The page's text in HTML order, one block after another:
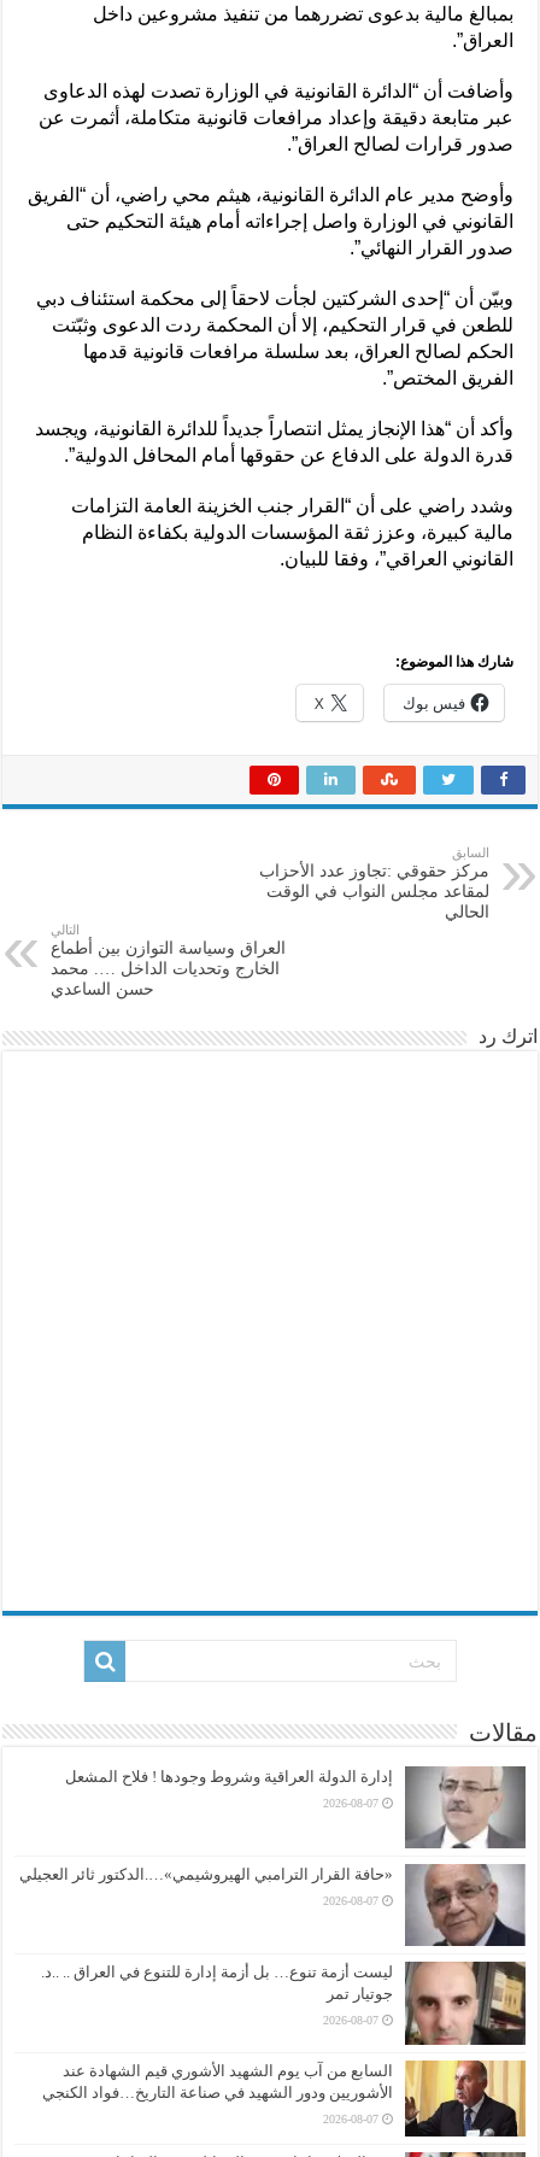
بمبالغ مالية بدعوى تضررهما من تنفيذ مشروعين داخل
العراق”.
وأضافت أن “الدائرة القانونية في الوزارة تصدت لهذه الدعاوى
عبر متابعة دقيقة وإعداد مرافعات قانونية متكاملة، أثمرت عن
صدور قرارات لصالح العراق”.
وأوضح مدير عام الدائرة القانونية، هيثم محي راضي، أن “الفريق
القانوني في الوزارة واصل إجراءاته أمام هيئة التحكيم حتى
صدور القرار النهائي”.
وبيّن أن “إحدى الشركتين لجأت لاحقاً إلى محكمة استئناف دبي
للطعن في قرار التحكيم، إلا أن المحكمة ردت الدعوى وثبّتت
الحكم لصالح العراق، بعد سلسلة مرافعات قانونية قدمها
الفريق المختص”.
وأكد أن “هذا الإنجاز يمثل انتصاراً جديداً للدائرة القانونية، ويجسد
قدرة الدولة على الدفاع عن حقوقها أمام المحافل الدولية”.
وشدد راضي على أن “القرار جنب الخزينة العامة التزامات
مالية كبيرة، وعزز ثقة المؤسسات الدولية بكفاءة النظام
القانوني العراقي”، وفقا للبيان.
شارك هذا الموضوع:
فيس بوك X
السابق
مركز حقوقي :تجاوز عدد الأحزاب
لمقاعد مجلس النواب في الوقت
الحالي
التالي
العراق وسياسة التوازن بين أطماع
الخارج وتحديات الداخل …. محمد
حسن الساعدي
اترك رد
مقالات
إدارة الدولة العراقية وشروط وجودها ! فلاح المشعل
2026-08-07
«حافة القرار الترامبي الهيروشيمي»….الدكتور ثائر العجيلي
2026-08-07
ليست أزمة تنوع… بل أزمة إدارة للتنوع في العراق .. ..د.
جوتيار تمر
2026-08-07
السابع من آب يوم الشهيد الأشوري قيم الشهادة عند
الأشوريين ودور الشهيد في صناعة التاريخ…فواد الكنجي
2026-08-07